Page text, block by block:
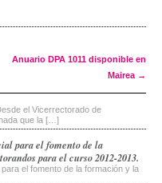
Anuario DPA 1011 disponible en
Mairea →
el Vicerrectorado de
que la […]
para el fomento de la
para el curso 2012-2013.
el fomento de la formación y la